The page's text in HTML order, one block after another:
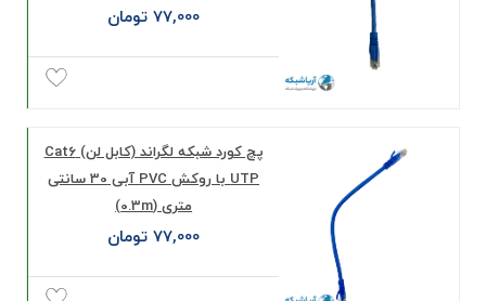
77,000 تومان
پچ کورد شبکه لگراند (کابل لن) Cat6
UTP با روکش PVC آبی 30 سانتی
متری (0.3m)
77,000 تومان